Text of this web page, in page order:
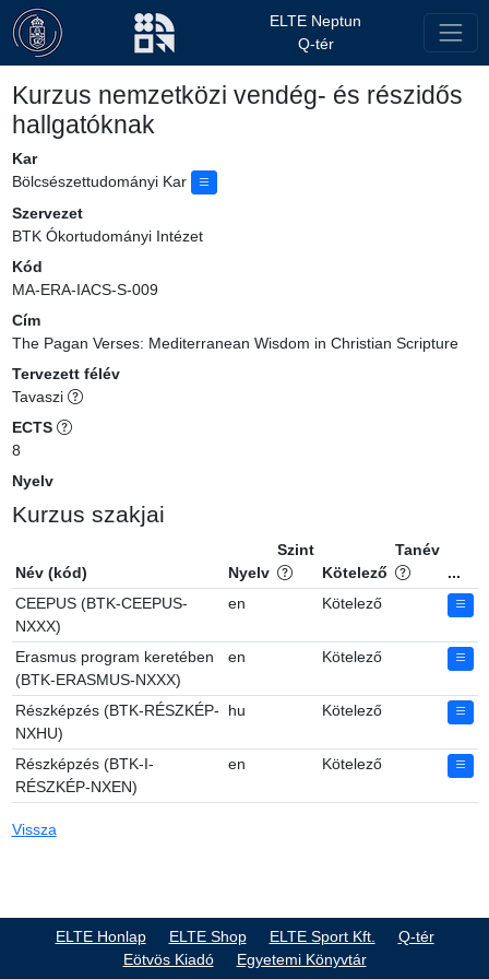
ELTE Neptun
Q-tér
Kurzus nemzetközi vendég- és részidős
hallgatóknak
Kar
Bölcsészettudományi Kar
Szervezet
BTK Ókortudományi Intézet
Kód
MA-ERA-IACS-S-009
Cím
The Pagan Verses: Mediterranean Wisdom in Christian Scripture
Tervezett félév
Tavaszi
ECTS
8
Nyelv
Kurzus szakjai
Név (kód) Nyelv
Szint
Kötelező
Tanév
...
CEEPUS (BTK-CEEPUS-
NXXX)
en Kötelező
Erasmus program keretében
(BTK-ERASMUS-NXXX)
en Kötelező
Részképzés (BTK-RÉSZKÉP-
NXHU)
hu Kötelező
Részképzés (BTK-I-
RÉSZKÉP-NXEN)
en Kötelező
Vissza
ELTE Honlap ELTE Shop ELTE Sport Kft.
Q-tér
Eötvös Kiadó
Egyetemi Könyvtár